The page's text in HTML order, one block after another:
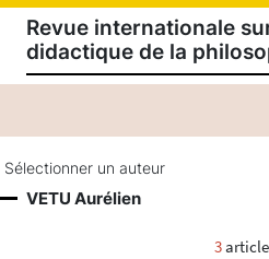
Revue internationale
didactique de la
Sélectionner un auteur
VETU Aurélien
3